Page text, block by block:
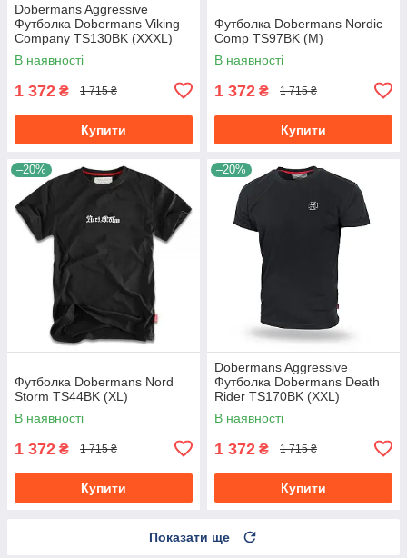
Dobermans Aggressive
Футболка Dobermans Viking
Company TS130BK (XXXL)
В наявності
1 372 ₴ 1 715 ₴
Купити
Футболка Dobermans Nordic
Comp TS97BK (M)
В наявності
1 372 ₴ 1 715 ₴
Купити
–20%
Футболка Dobermans Nord
Storm TS44BK (XL)
В наявності
1 372 ₴ 1 715 ₴
Купити
–20%
Dobermans Aggressive
Футболка Dobermans Death
Rider TS170BK (XXL)
В наявності
1 372 ₴ 1 715 ₴
Купити
Показати ще